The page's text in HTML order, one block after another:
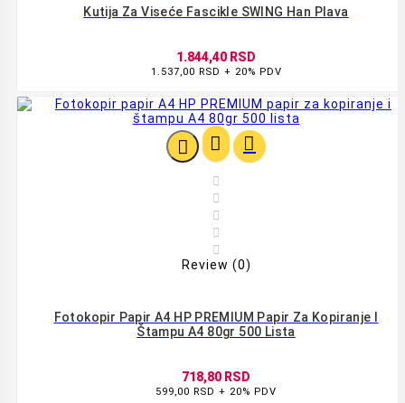
Kutija Za Viseće Fascikle SWING Han Plava
1.844,40 RSD
1.537,00 RSD + 20% PDV
  





Review (0)
Fotokopir Papir A4 HP PREMIUM Papir Za Kopiranje I
Štampu A4 80gr 500 Lista
718,80 RSD
599,00 RSD + 20% PDV